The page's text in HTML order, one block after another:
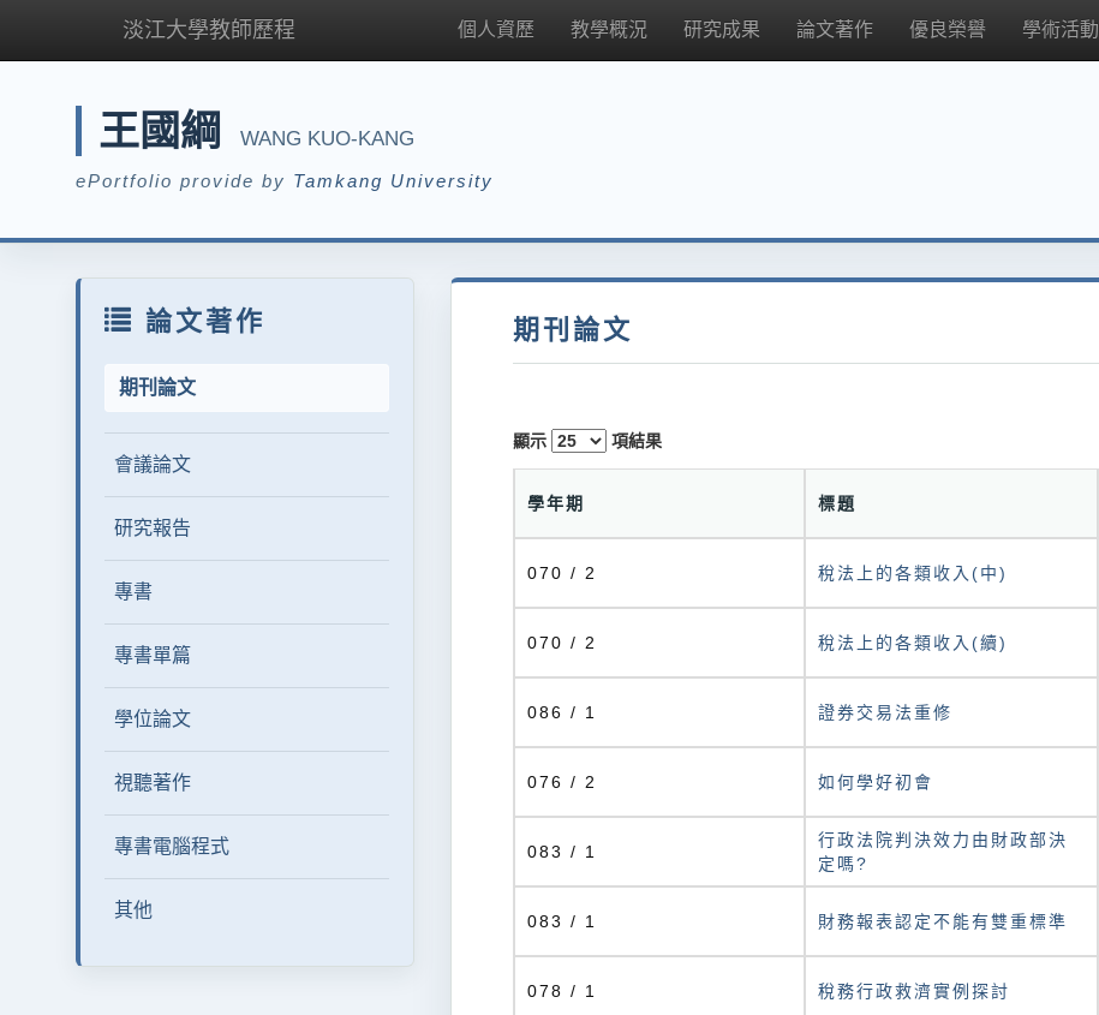
淡江大學教師歷程 個人資歷 教學概況 研究成果 論文著作 優良榮譽 學術活動
王國綱 WANG KUO-KANG
ePortfolio provide by Tamkang University
論文著作
期刊論文
會議論文
研究報告
專書
專書單篇
學位論文
視聽著作
專書電腦程式
其他
期刊論文
顯示 項結果
學年期 標題
070 / 2 稅法上的各類收入(中)
070 / 2 稅法上的各類收入(續)
086 / 1 證券交易法重修
076 / 2 如何學好初會
083 / 1
行政法院判決效力由財政部決
定嗎?
083 / 1 財務報表認定不能有雙重標準
078 / 1 稅務行政救濟實例探討